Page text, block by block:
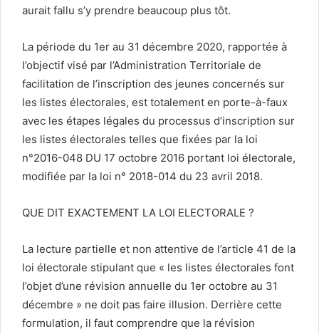
aurait fallu s’y prendre beaucoup plus tôt.
La période du 1er au 31 décembre 2020, rapportée à
l’objectif visé par l’Administration Territoriale de
facilitation de l’inscription des jeunes concernés sur
les listes électorales, est totalement en porte-à-faux
avec les étapes légales du processus d’inscription sur
les listes électorales telles que fixées par la loi
n°2016-048 DU 17 octobre 2016 portant loi électorale,
modifiée par la loi n° 2018-014 du 23 avril 2018.
QUE DIT EXACTEMENT LA LOI ELECTORALE ?
La lecture partielle et non attentive de l’article 41 de la
loi électorale stipulant que « les listes électorales font
l’objet d’une révision annuelle du 1er octobre au 31
décembre » ne doit pas faire illusion. Derrière cette
formulation, il faut comprendre que la révision